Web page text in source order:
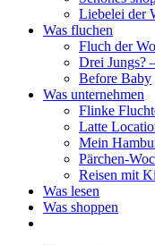
Liebelei der
Was fluchen
Fluch der
Drei Jungs?
Before Baby
Was unternehmen
Flinke
Latte
Mein
Pärchen-
Reisen mit
Was lesen
Was shoppen